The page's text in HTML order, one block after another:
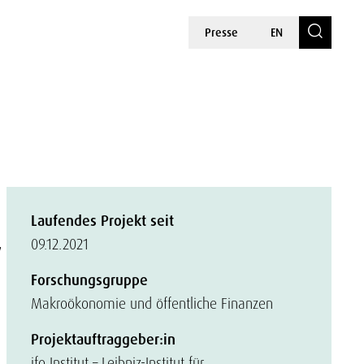
Presse EN
Laufendes Projekt seit
09.12.2021
Forschungsgruppe
Makroökonomie und öffentliche Finanzen
Projektauftraggeber:in